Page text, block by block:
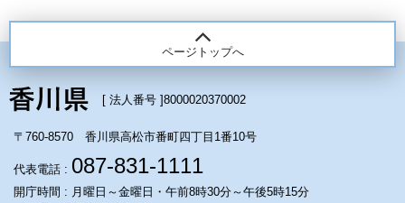
ページトップへ
[ 法人番号 ]8000020370002
〒760-8570 香川県高松市番町四丁目1番10号
代表電話 : 087-831-1111
開庁時間 : 月曜日～金曜日・午前8時30分～午後5時15分